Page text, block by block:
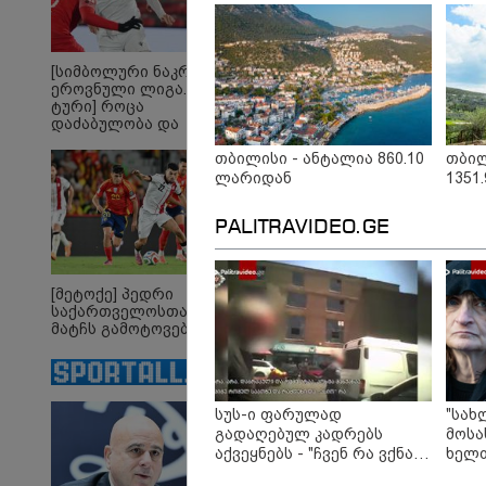
13:22
ტყის
[სიმბოლური ნაკრები.
ეროვნული ლიგა. XXX
ტური] როცა
დაძაბულობა და
არიან...
[მეტოქე] პედრი
საქართველოსთან
მატჩს გამოტოვებს
თბილისი - ანტალია 860.10
ლარიდან
PALITRAVIDEO.GE
სუს-ი ფარულად
გადაღებულ კადრებს
აქვეყნებს - "ჩვენ რა ვქნათ,